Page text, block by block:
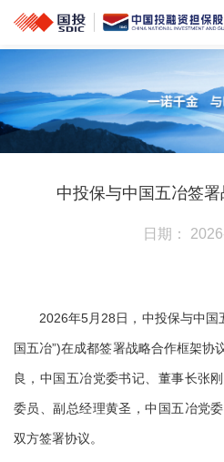
中投保与中国五冶签
日期：
2026年5月28日，中投保与中国
国五冶”)在成都签署战略合作框架协
良，中国五冶党委书记、董事长张
委员、副总经理黄圣，中国五冶党
双方签署协议。